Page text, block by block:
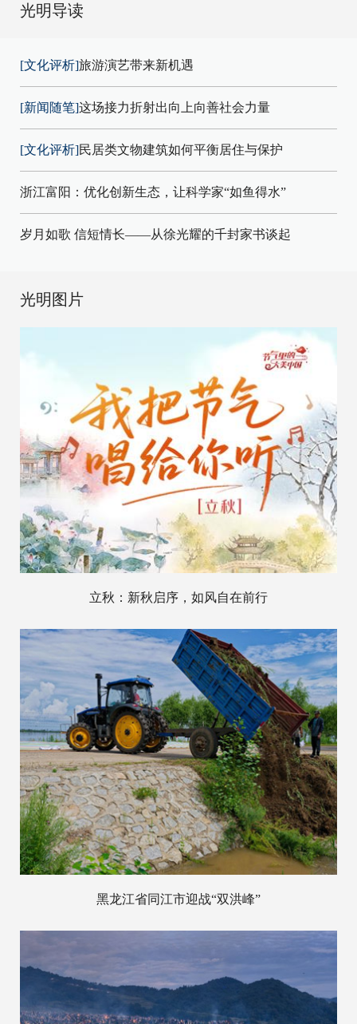
光明导读
[文化评析]旅游演艺带来新机遇
[新闻随笔]这场接力折射出向上向善社会力量
[文化评析]民居类文物建筑如何平衡居住与保护
浙江富阳：优化创新生态，让科学家“如鱼得水”
岁月如歌 信短情长——从徐光耀的千封家书谈起
光明图片
立秋：新秋启序，如风自在前行
黑龙江省同江市迎战“双洪峰”